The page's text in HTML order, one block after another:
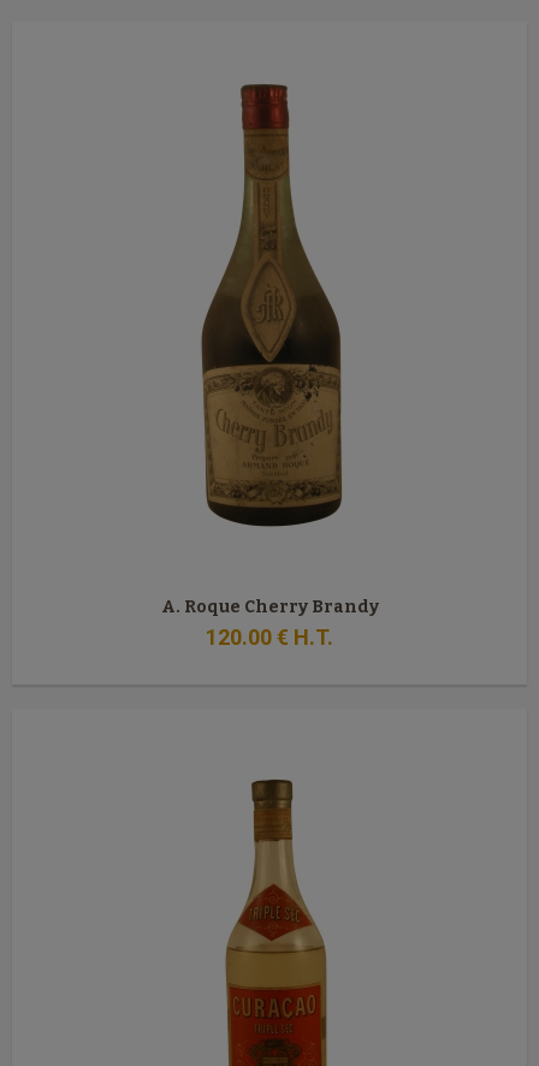
A. Roque Cherry Brandy
120.00€ H.T.